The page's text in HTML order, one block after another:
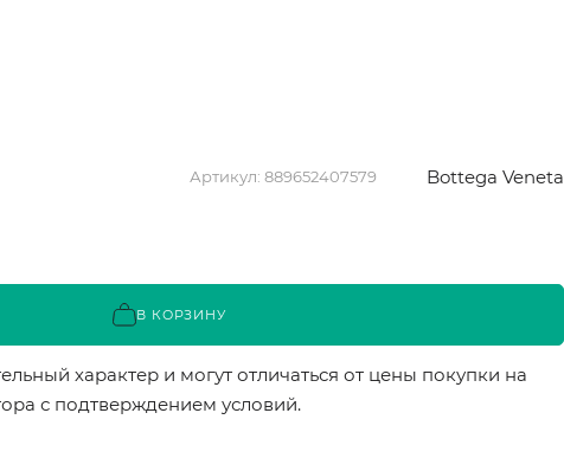
Артикул: 889652407579 Bottega Veneta
В КОРЗИНУ
характер и могут отличаться от цены покупки на
с подтверждением условий.